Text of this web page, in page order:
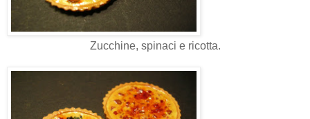
Zucchine, spinaci e ricotta.